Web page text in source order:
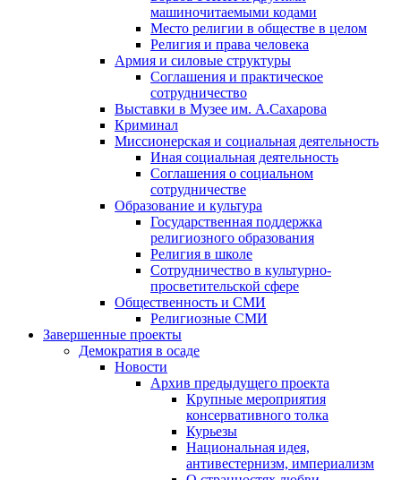
машиночитаемыми кодами
Место религии в обществе в целом
Религия и права человека
Армия и силовые структуры
Соглашения и практическое
сотрудничество
Выставки в Музее им. А.Сахарова
Криминал
Миссионерская и социальная деятельность
Иная социальная деятельность
Соглашения о социальном
сотрудничестве
Образование и культура
Государственная поддержка
религиозного образования
Религия в школе
Сотрудничество в культурно-
просветительской сфере
Общественность и СМИ
Религиозные СМИ
Завершенные проекты
Демократия в осаде
Новости
Архив предыдущего проекта
Крупные мероприятия
консервативного толка
Курьезы
Национальная идея,
антивестернизм, империализм